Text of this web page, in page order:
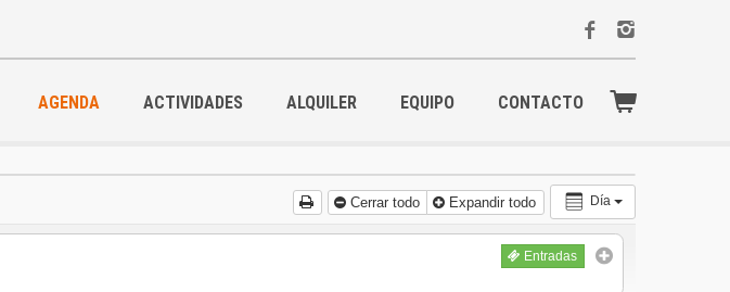
AGENDA ACTIVIDADES ALQUILER EQUIPO CONTACTO
Día
Cerrar todo Expandir todo
Entradas